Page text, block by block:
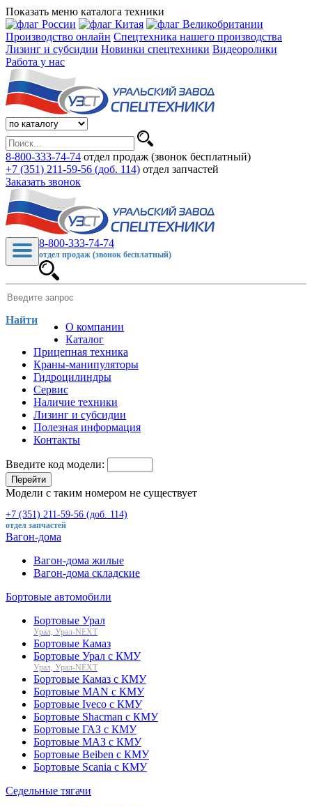
Показать меню каталога техники
Производство онлайн Спецтехника нашего производства
Лизинг и субсидии Новинки спецтехники Видеоролики
Работа у нас
8-800-333-74-74 отдел продаж (звонок бесплатный)
+7 (351) 211-59-56 (доб. 114) отдел запчастей
Заказать звонок
8-800-333-74-74
отдел продаж (звонок бесплатный)
Найти
О компании
Каталог
Прицепная техника
Краны-манипуляторы
Гидроцилиндры
Сервис
Наличие техники
Лизинг и субсидии
Полезная информация
Контакты
Введите код модели:
Перейти
Модели с таким номером не существует
+7 (351) 211-59-56 (доб. 114)
отдел запчастей
Вагон-дома
Вагон-дома жилые
Вагон-дома складские
Бортовые автомобили
Бортовые Урал
Урал, Урал-NEXT
Бортовые Камаз
Бортовые Урал с КМУ
Урал, Урал-NEXT
Бортовые Камаз с КМУ
Бортовые MAN с КМУ
Бортовые Iveco с КМУ
Бортовые Shacman с КМУ
Бортовые ГАЗ с КМУ
Бортовые МАЗ с КМУ
Бортовые Beiben с КМУ
Бортовые Scania с КМУ
Седельные тягачи